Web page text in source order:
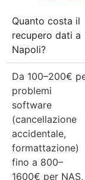
Quanto costa il
recupero dati a
Napoli?
Da 100–200€
problemi
software
(cancellazione
accidentale,
formattazione)
fino a 800–
1600€ per NAS,